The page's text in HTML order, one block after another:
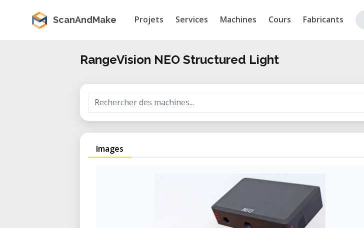
ScanAndMake Projets Services Machines Cours Fabricants
RangeVision NEO Structured Light
Images